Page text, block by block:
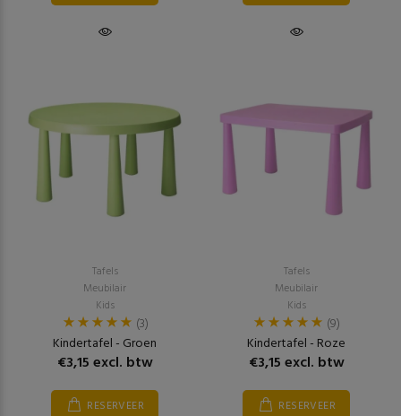
Tafels
Meubilair
Kids
(3)
Kindertafel - Groen
€3,15 excl. btw
RESERVEER
Tafels
Meubilair
Kids
(9)
Kindertafel - Roze
€3,15 excl. btw
RESERVEER